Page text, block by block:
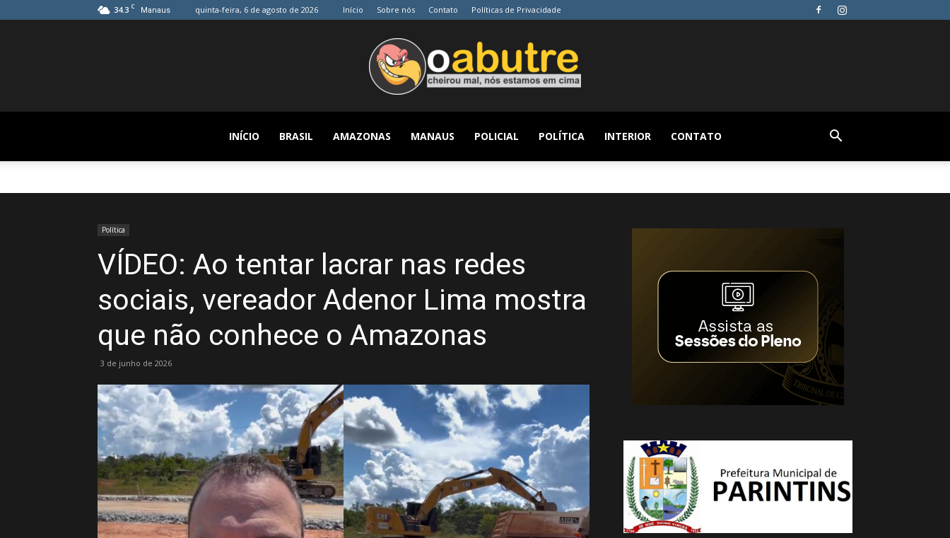
34.3 C Manaus quinta-feira, 6 de agosto de 2026 Início Sobre nós Contato Políticas de Privacidade
O
Notícia
INÍCIO BRASIL AMAZONAS MANAUS POLICIAL POLÍTICA INTERIOR CONTATO
Política
VÍDEO: Ao tentar lacrar nas redes
sociais, vereador Adenor Lima mostra
que não conhece o Amazonas
3 de junho de 2026